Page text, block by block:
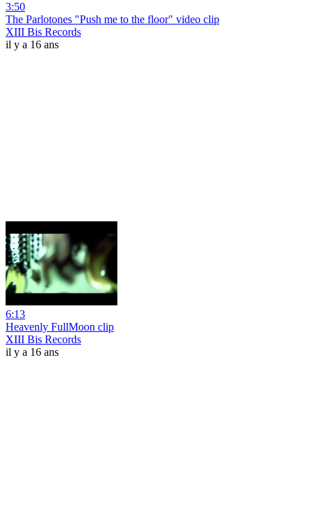
3:50
The Parlotones "Push me to the floor" video clip
XIII Bis Records
il y a 16 ans
6:13
Heavenly FullMoon clip
XIII Bis Records
il y a 16 ans